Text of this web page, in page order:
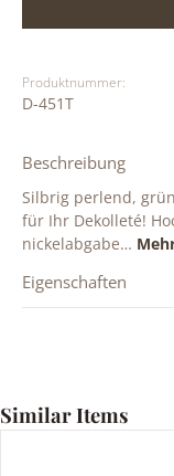
Produktnummer:
D-451T
Beschreibung
Silbrig perlend,
für Ihr Dekolleté!
nickelabgabe…
Eigenschaften
Produktgalerie
Similar Items